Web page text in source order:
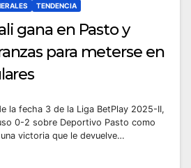
TENDENCIA
gana en Pasto y
para meterse en
la fecha 3 de la Liga BetPlay 2025-II,
0-2 sobre Deportivo Pasto como
victoria que le devuelve…